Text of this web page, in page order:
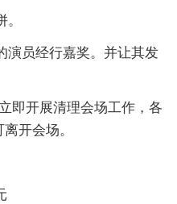
员经行嘉奖。并让其发
开展清理会场工作，各
开会场。